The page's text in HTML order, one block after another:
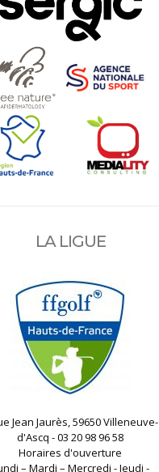
LA LIGUE
Jean Jaurès, 59650 Villeneuve-
d'Ascq - 03 20 98 96 58
Horaires d'ouverture
– Mardi – Mercredi - Jeudi -